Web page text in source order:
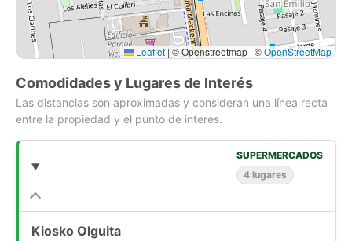
Leaflet | © Openstreetmap | ©OpenStreetMap
Comodidades y Lugares de Interés
Las distancias son aproximadas y consideran una línea recta
entre la propiedad y el punto de interés.
SUPERMERCADOS
4 lugares
Kiosko Olguita